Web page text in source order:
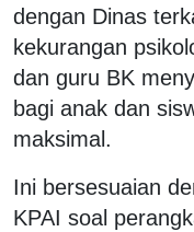
dengan Dinas
kekurangan
dan guru BK
bagi anak dan
maksimal.
Ini bersesuaian
KPAI soal